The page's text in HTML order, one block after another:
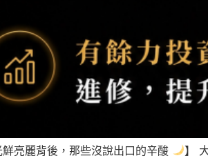
鮮亮麗背後，那些沒說出口的辛酸 】